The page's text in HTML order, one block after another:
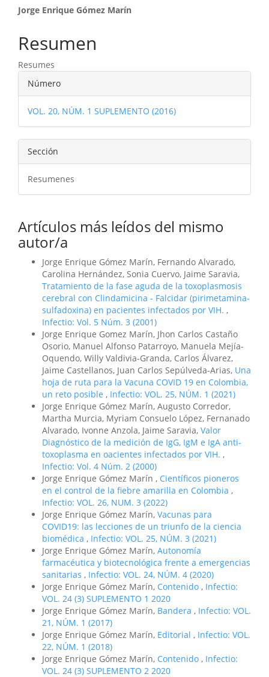
Contenido
principal
del
artículo
Jorge Enrique Gómez Marín
Resumen
Resumes
Detalles
del
artículo
Número
VOL. 20, NÚM. 1 SUPLEMENTO (2016)
Sección
Resumenes
Artículos más leídos del mismo
autor/a
Jorge Enrique Gómez Marín, Fernando Alvarado,
Carolina Hernández, Sonia Cuervo, Jaime Saravia,
Tratamiento de la fase aguda de la toxoplasmosis
cerebral con Clindamicina - Falcidar (pirimetamina-
sulfadoxina) en pacientes infectados por VIH. ,
Infectio: Vol. 5 Núm. 3 (2001)
Jorge Enrique Gomez Marín, Jhon Carlos Castaño
Osorio, Manuel Alfonso Patarroyo, Manuela Mejía-
Oquendo, Willy Valdivia-Granda, Carlos Álvarez,
Jaime Castellanos, Juan Carlos Sepúlveda-Arias, Una
hoja de ruta para la Vacuna COVID 19 en Colombia,
un reto posible , Infectio: VOL. 25, NÚM. 1 (2021)
Jorge Enrique Gómez Marín, Augusto Corredor,
Martha Murcia, Myriam Consuelo López, Fernanado
Alvarado, Ivonne Anzola, Jaime Saravia, Valor
Diagnóstico de la medición de IgG, IgM e IgA anti-
toxoplasma en oacientes infectados por VIH. ,
Infectio: Vol. 4 Núm. 2 (2000)
Jorge Enrique Gómez Marín , Científicos pioneros
en el control de la fiebre amarilla en Colombia ,
Infectio: VOL. 26, NUM. 3 (2022)
Jorge Enrique Gómez Marín, Vacunas para
COVID19: las lecciones de un triunfo de la ciencia
biomédica , Infectio: VOL. 25, NÚM. 3 (2021)
Jorge Enrique Gómez Marín, Autonomía
farmacéutica y biotecnológica frente a emergencias
sanitarias , Infectio: VOL. 24, NÚM. 4 (2020)
Jorge Enrique Gómez Marín, Contenido , Infectio:
VOL. 24 (3) SUPLEMENTO 1 2020
Jorge Enrique Gómez Marín, Bandera , Infectio: VOL.
21, NÚM. 1 (2017)
Jorge Enrique Gómez Marín, Editorial , Infectio: VOL.
22, NÚM. 1 (2018)
Jorge Enrique Gómez Marín, Contenido , Infectio:
VOL. 24 (3) SUPLEMENTO 2 2020